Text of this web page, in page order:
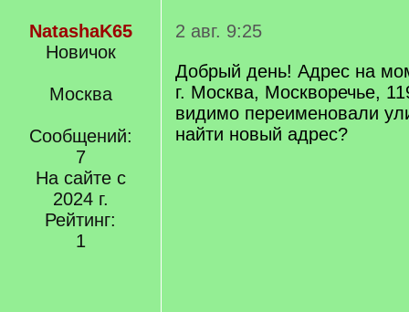
NatashaK65
Новичок
Москва
Сообщений:
7
На сайте с
2024 г.
Рейтинг:
1
2 авг. 9:25
Добрый день! Адрес на
г. Москва, Москворечье,
видимо переименовали
найти новый адрес?